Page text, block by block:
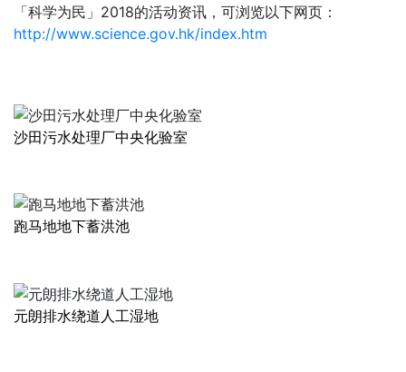
「科学为民」2018的活动资讯，可浏览以下网页：
http://www.science.gov.hk/index.htm
沙田污水处理厂中央化验室
跑马地地下蓄洪池
元朗排水绕道人工湿地